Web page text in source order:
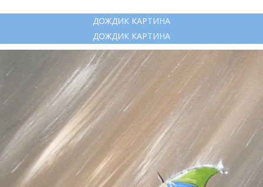
ДОЖДИК КАРТИНА
ДОЖДИК КАРТИНА